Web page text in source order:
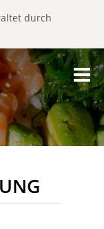
durch